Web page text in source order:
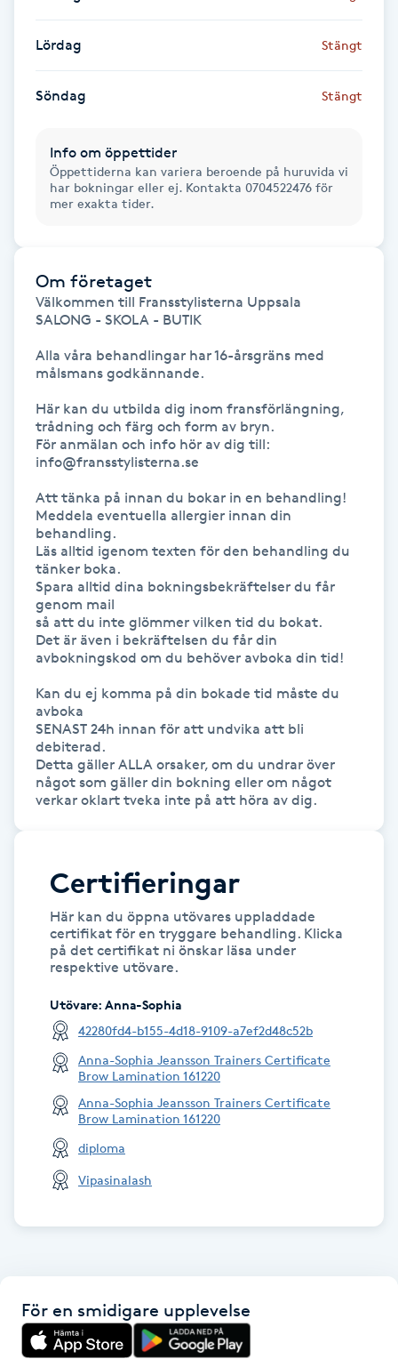
Makeup
Manikyr & Pedikyr
Medial vägledning
Meditation
Medium
Megavolymfransar
Melasma
Mesoterapi
MicroPen
Microshading
Mixfransar
Nagelförlängning
Nagelförlängning akryl
Nagelförlängning gelé
Nagelförlängning silke
Nagelförstärkning
Nagelsvamp
Nagelvård
Naglar borttagning
Navelpiercing
Lördag Stängt
Söndag Stängt
Info om öppettider
Öppettiderna kan variera beroende på huruvida vi
har bokningar eller ej. Kontakta 0704522476 för
mer exakta tider.
Om företaget
Välkommen till Fransstylisterna Uppsala
SALONG - SKOLA - BUTIK
Alla våra behandlingar har 16-årsgräns med
målsmans godkännande.
Här kan du utbilda dig inom fransförlängning,
trådning och färg och form av bryn.
För anmälan och info hör av dig till:
info@fransstylisterna.se
Att tänka på innan du bokar in en behandling!
Meddela eventuella allergier innan din
behandling.
Läs alltid igenom texten för den behandling du
tänker boka.
Spara alltid dina bokningsbekräftelser du får
genom mail
så att du inte glömmer vilken tid du bokat.
Det är även i bekräftelsen du får din
avbokningskod om du behöver avboka din tid!
Kan du ej komma på din bokade tid måste du
avboka
SENAST 24h innan för att undvika att bli
debiterad.
Detta gäller ALLA orsaker, om du undrar över
något som gäller din bokning eller om något
Certifieringar
Här kan du öppna utövares uppladdade
certifikat för en tryggare behandling. Klicka
på det certifikat ni önskar läsa under
respektive utövare.
Utövare: Anna-Sophia
42280fd4-b155-4d18-9109-a7ef2d48c52b
Anna-Sophia Jeansson Trainers Certificate
Brow Lamination 161220
Anna-Sophia Jeansson Trainers Certificate
Brow Lamination 161220
diploma
Vipasinalash
För en smidigare upplevelse